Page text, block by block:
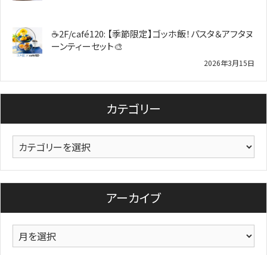
☕2F/café120: 【季節限定】ゴッホ飯！パスタ＆アフタヌ
ーンティーセット🎨
2026年3月15日
カテゴリー
カ
テ
アーカイブ
ー